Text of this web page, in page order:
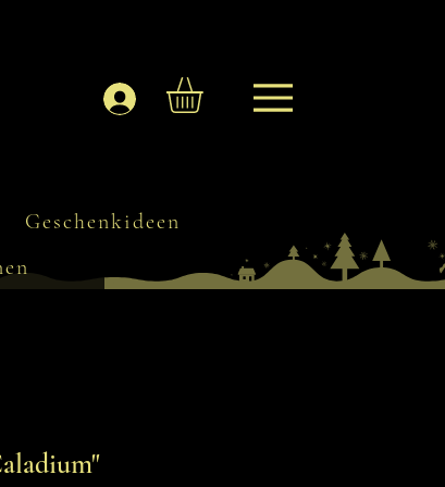
Anmelden
Geschenkideen